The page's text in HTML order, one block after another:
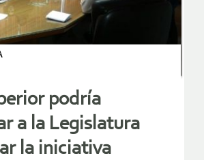
podría
a la Legislatura
la iniciativa